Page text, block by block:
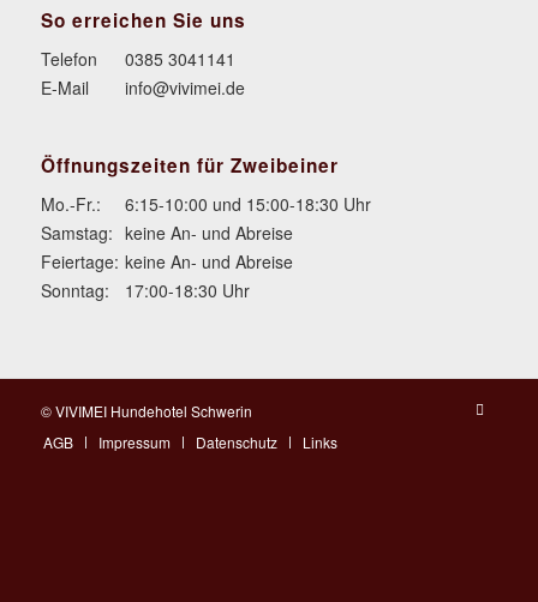
So erreichen Sie uns
Telefon
0385 3041141
E-Mail
info@vivimei.de
Öffnungszeiten für Zweibeiner
Mo.-Fr.:
6:15-10:00 und 15:00-18:30 Uhr
Samstag: keine An- und Abreise
Feiertage: keine An- und Abreise
Sonntag:
17:00-18:30 Uhr
© VIVIMEI Hundehotel Schwerin
AGB
Impressum Datenschutz Links